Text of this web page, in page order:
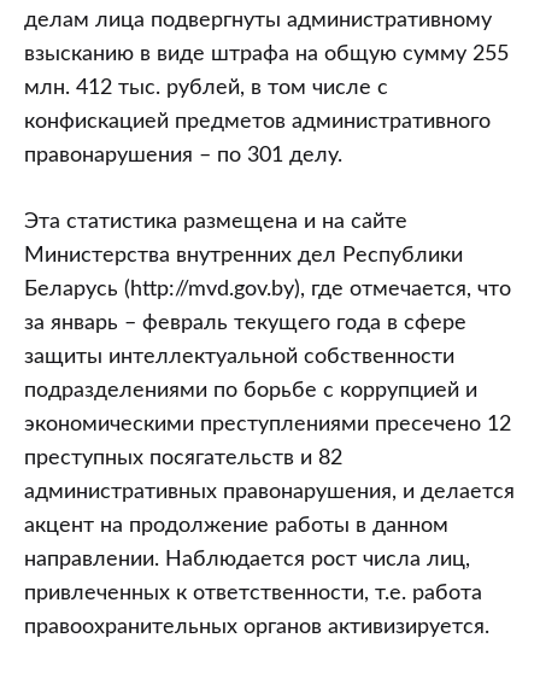
делам лица подвергнуты административному
взысканию в виде штрафа на общую сумму 255
млн. 412 тыс. рублей, в том числе с
конфискацией предметов административного
правонарушения – по 301 делу.
Эта статистика размещена и на сайте
Министерства внутренних дел Республики
Беларусь (http://mvd.gov.by), где отмечается, что
за январь – февраль текущего года в сфере
защиты интеллектуальной собственности
подразделениями по борьбе с коррупцией и
экономическими преступлениями пресечено 12
преступных посягательств и 82
административных правонарушения, и делается
акцент на продолжение работы в данном
направлении. Наблюдается рост числа лиц,
привлеченных к ответственности, т.е. работа
правоохранительных органов активизируется.